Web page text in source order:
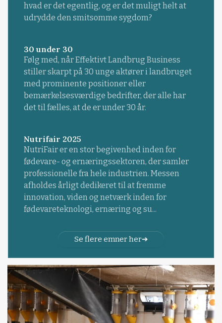
hvad er det egentlig, og er det muligt helt at
udrydde den smitsomme sygdom?
30 under 30
Følg med, når Effektivt Landbrug Business
stiller skarpt på 30 unge aktører i landbruget
med prominente positioner eller
bemærkelsesværdige bedrifter, der alle har
det til fælles, at de er under 30 år.
Nutrifair 2025
NutriFair er en stor begivenhed inden for
fødevare- og ernæringssektoren, der samler
professionelle fra hele industrien. Messen
afholdes årligt dedikeret til at fremme
innovation, viden og netværk inden for
fødevareteknologi, ernæring og su...
Se flere emner her